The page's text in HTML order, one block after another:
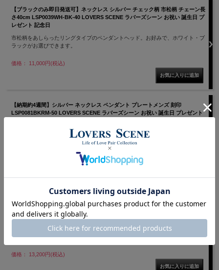
【ブラックのみ即日発送可】ネックレス シルバー チェック柄 市松柄 チェーン長
さ40cm LSP0039WH-BK-40 LOVERS SCENE ラバーズシーン お祝い 誕生日 プ
レゼント 記念日
市松柄をあしらったリングタイプのペンダントヘッド。お好みで、ホワイト・ブ
ラックがお選びできます。
価格： 11,000円(税込)
【納期約4週間】シルバー ネックレス ペンダント プレートメンズ 刻印
LSP0081BKRM-50 LOVERS SCENE ラバーズシーン お祝い 誕生日 プレゼント
オモテ面の波打つような造形が優しい華やかさを胸元に添えるロジウム・コーテ
ィング・ペンダント。“TRUE LOVE IS ETERNAL”の刻印が施されています。オ
【納期4週間】誕生石が選べる 天然石&キュービックジルコニア シルバーネック
レス MIP8105 LOVERS SCENE ラバーズシーン お祝い 誕生日 プレゼント 記念
誕生石が選べる天然石&キュービックジルコニア シルバーネックレス。
価格： 13,200円(税込)